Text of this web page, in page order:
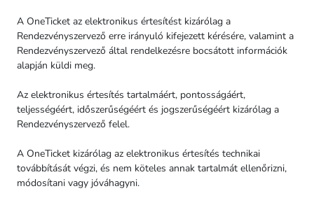
A OneTicket az elektronikus értesítést kizárólag a
Rendezvényszervező erre irányuló kifejezett kérésére, valamint a
Rendezvényszervező által rendelkezésre bocsátott információk
alapján küldi meg.
Az elektronikus értesítés tartalmáért, pontosságáért,
teljességéért, időszerűségéért és jogszerűségéért kizárólag a
Rendezvényszervező felel.
A OneTicket kizárólag az elektronikus értesítés technikai
továbbítását végzi, és nem köteles annak tartalmát ellenőrizni,
módosítani vagy jóváhagyni.